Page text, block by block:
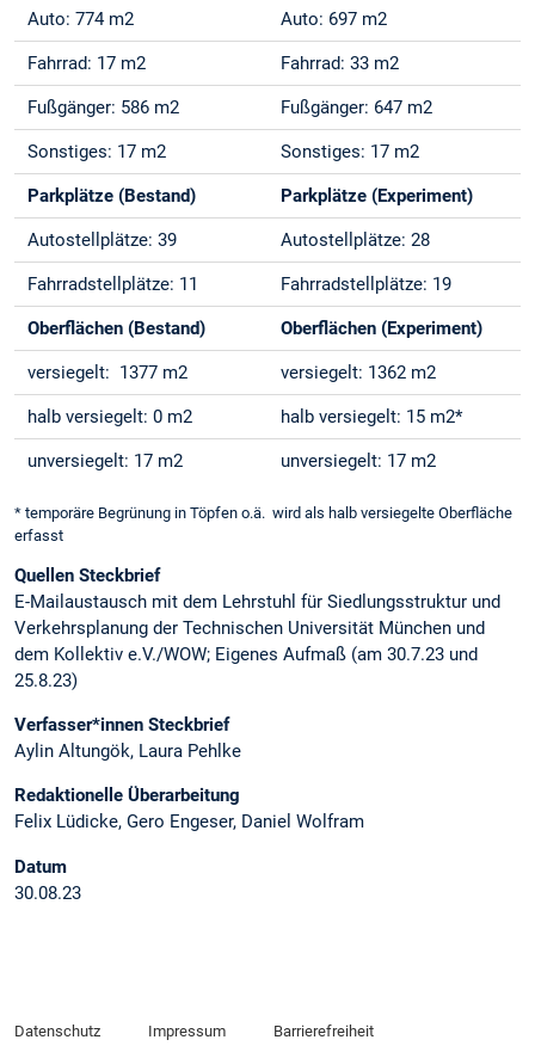
Auto: 774 m2 Auto: 697 m2
Fahrrad: 17 m2 Fahrrad: 33 m2
Fußgänger: 586 m2 Fußgänger: 647 m2
Sonstiges: 17 m2 Sonstiges: 17 m2
Parkplätze (Bestand) Parkplätze (Experiment)
Autostellplätze: 39 Autostellplätze: 28
Fahrradstellplätze: 11 Fahrradstellplätze: 19
Oberflächen (Bestand) Oberflächen (Experiment)
versiegelt: 1377 m2 versiegelt: 1362 m2
halb versiegelt: 0 m2 halb versiegelt: 15 m2*
unversiegelt: 17 m2 unversiegelt: 17 m2
* temporäre Begrünung in Töpfen o.ä. wird als halb versiegelte Oberfläche
erfasst
Quellen Steckbrief
E-Mailaustausch mit dem Lehrstuhl für Siedlungsstruktur und
Verkehrsplanung der Technischen Universität München und
dem Kollektiv e.V./WOW; Eigenes Aufmaß (am 30.7.23 und
25.8.23)
Verfasser*innen Steckbrief
Aylin Altungök, Laura Pehlke
Redaktionelle Überarbeitung
Felix Lüdicke, Gero Engeser, Daniel Wolfram
Datum
30.08.23
Datenschutz Impressum Barrierefreiheit